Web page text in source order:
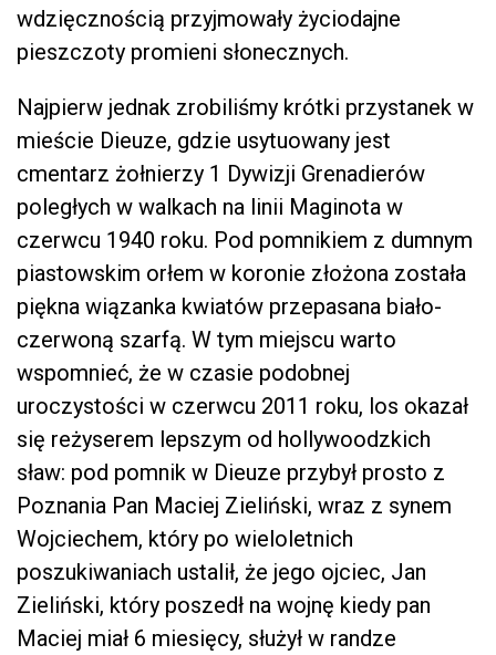
wdzięcznością przyjmowały życiodajne
pieszczoty promieni słonecznych.
Najpierw jednak zrobiliśmy krótki przystanek w
mieście Dieuze, gdzie usytuowany jest
cmentarz żołnierzy 1 Dywizji Grenadierów
poległych w walkach na linii Maginota w
czerwcu 1940 roku. Pod pomnikiem z dumnym
piastowskim orłem w koronie złożona została
piękna wiązanka kwiatów przepasana biało-
czerwoną szarfą. W tym miejscu warto
wspomnieć, że w czasie podobnej
uroczystości w czerwcu 2011 roku, los okazał
się reżyserem lepszym od hollywoodzkich
sław: pod pomnik w Dieuze przybył prosto z
Poznania Pan Maciej Zieliński, wraz z synem
Wojciechem, który po wieloletnich
poszukiwaniach ustalił, że jego ojciec, Jan
Zieliński, który poszedł na wojnę kiedy pan
Maciej miał 6 miesięcy, służył w randze